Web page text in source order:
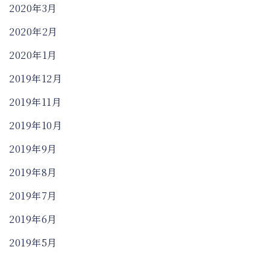
2020年3月
2020年2月
2020年1月
2019年12月
2019年11月
2019年10月
2019年9月
2019年8月
2019年7月
2019年6月
2019年5月